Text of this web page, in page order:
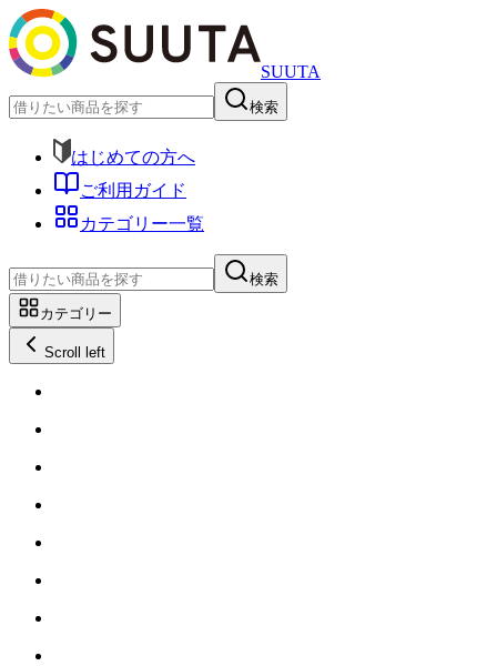
SUUTA
検索
はじめての方へ
ご利用ガイド
カテゴリー一覧
検索
カテゴリー
Scroll left